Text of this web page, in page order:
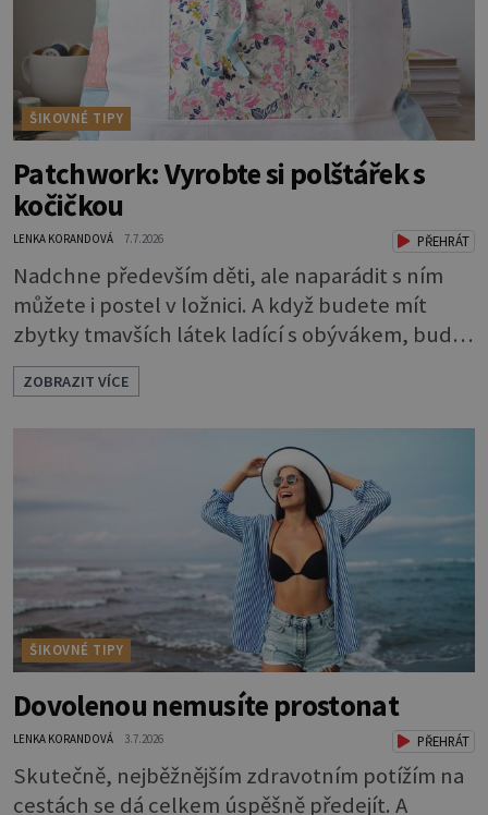
ŠIKOVNÉ TIPY
Patchwork: Vyrobte si polštářek s
kočičkou
LENKA KORANDOVÁ 7.7.2026 PŘEHRÁT
Nadchne především děti, ale naparádit s ním
můžete i postel v ložnici. A když budete mít
zbytky tmavších látek ladící s obývákem, bude
se hodit i tam. Budete potřebovat: - zbytky
barevně sladěných bavlněných látek - 0,5 m
látky na vnitřní polštářek - duté vlákno na výplň
- 2 knoflíky - 0,5 m jednostranně nalepovacího
vlizelínu - pravítko a řezák nebo nůžky Přední
strana s aplikací 1. V
ZOBRAZIT VÍCE
ŠIKOVNÉ TIPY
Dovolenou nemusíte prostonat
LENKA KORANDOVÁ 3.7.2026 PŘEHRÁT
Skutečně, nejběžnějším zdravotním potížím na
cestách se dá celkem úspěšně předejít. A